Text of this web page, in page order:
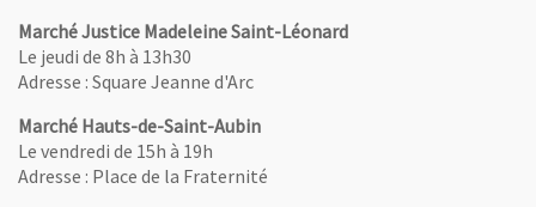
Marché Justice Madeleine Saint-Léonard
Le jeudi de 8h à 13h30
Adresse : Square Jeanne d'Arc
Marché Hauts-de-Saint-Aubin
Le vendredi de 15h à 19h
Adresse : Place de la Fraternité